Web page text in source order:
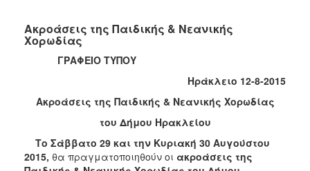
2022
2021
2020
2018
2016
Ακροάσεις της Παιδικής & Νεανικής
Χορωδίας
ΓΡΑΦΕΙΟ ΤΥΠΟΥ
Ηράκλειο 12-8-2015
Ακροάσεις της Παιδικής & Νεανικής Χορωδίας
του Δήμου Ηρακλείου
Το Σάββατο 29 και την Κυριακή 30 Αυγούστου
2015, θα πραγματοποιηθούν οι ακροάσεις της